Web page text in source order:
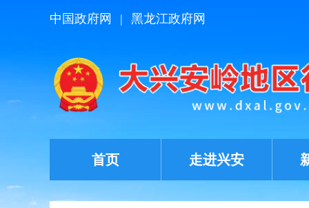
中国政府网 | 黑龙江政府网
首页 走进兴安